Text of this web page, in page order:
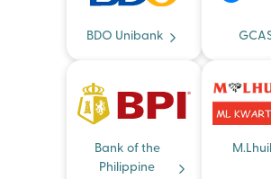
BDO Unibank
Bank of the
Philippine